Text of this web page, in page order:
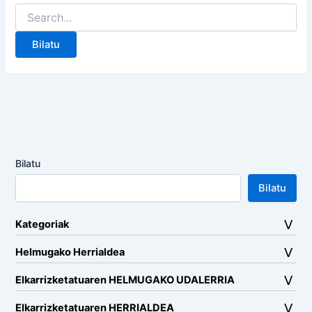
Search
for:
Bilatu
Bilatu
Kategoriak
Helmugako Herrialdea
Elkarrizketatuaren HELMUGAKO UDALERRIA
Elkarrizketatuaren HERRIALDEA